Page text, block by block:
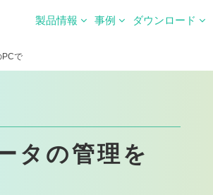
製品情報 事例 ダウンロード
PCで
タの管理を